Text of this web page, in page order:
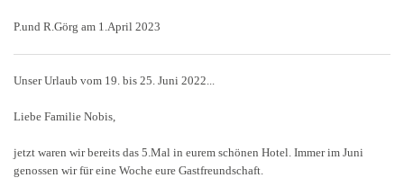
P.und R.Görg am 1.April 2023
Unser Urlaub vom 19. bis 25. Juni 2022...
Liebe Familie Nobis,
jetzt waren wir bereits das 5.Mal in eurem schönen Hotel. Immer im Juni
genossen wir für eine Woche eure Gastfreundschaft.